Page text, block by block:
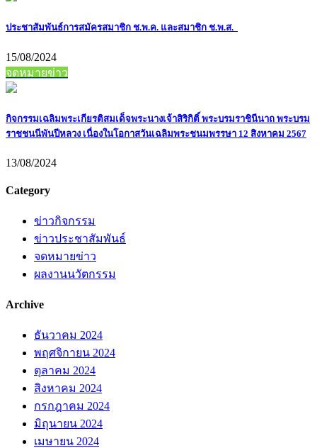
ประชาสัมพันธ์การสมัครสมาชิก ช.พ.ค. และสมาชิก ช.พ.ส.
15/08/2024
จดหมายข่าว
กิจกรรมเฉลิมพระเกียรติสมเด็จพระนางเจ้าสิริกิติ์ พระบรมราชินีนาถ พระบรม
ราชชนนีพันปีหลวง เนื่องในโอกาสวันเฉลิมพระชนมพรรษา 12 สิงหาคม 2567
13/08/2024
Category
ข่าวกิจกรรม
ข่าวประชาสัมพันธ์
จดหมายข่าว
ผลงานนวัตกรรม
Archive
ธันวาคม 2024
พฤศจิกายน 2024
ตุลาคม 2024
สิงหาคม 2024
กรกฎาคม 2024
มิถุนายน 2024
เมษายน 2024